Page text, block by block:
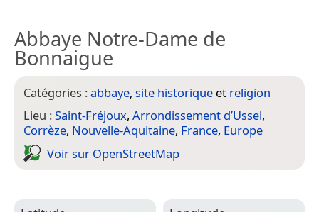
Abbaye Notre-Dame de
Bonnaigue
Catégories :abbaye, site historique et religion
Lieu :Saint-Fréjoux, Arrondissement d’Ussel,
Corrèze, Nouvelle-Aquitaine, France, Europe
Voir sur Open­Street­Map